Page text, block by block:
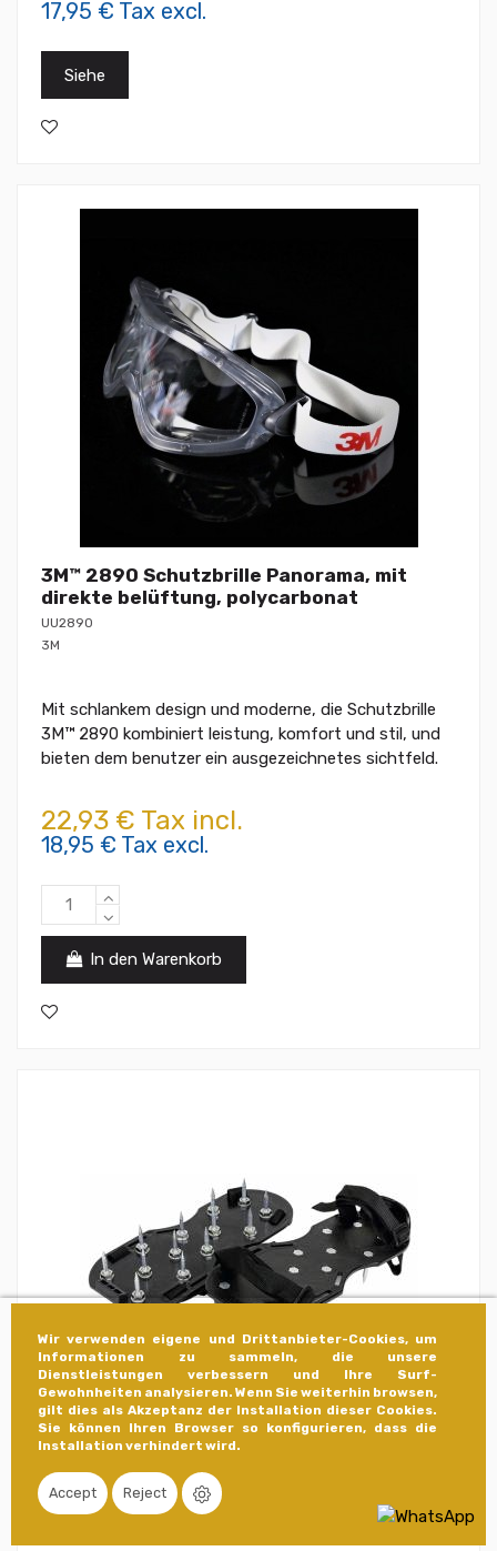
Wir verwenden eigene und Drittanbieter-Cookies, um
Informationen zu sammeln, die unsere
Dienstleistungen verbessern und Ihre Surf-
Gewohnheiten analysieren. Wenn Sie weiterhin browsen,
gilt dies als Akzeptanz der Installation dieser Cookies.
Sie können Ihren Browser so konfigurieren, dass die
Installation verhindert wird.
Accept Reject
17,95 € Tax excl.
Siehe
3M™ 2890 Schutzbrille Panorama, mit
direkte belüftung, polycarbonat
UU2890
3M
Mit schlankem design und moderne, die Schutzbrille
3M™ 2890 kombiniert leistung, komfort und stil, und
bieten dem benutzer ein ausgezeichnetes sichtfeld.
22,93 € Tax incl.
18,95 € Tax excl.
In den Warenkorb
Epoxidböden
08638